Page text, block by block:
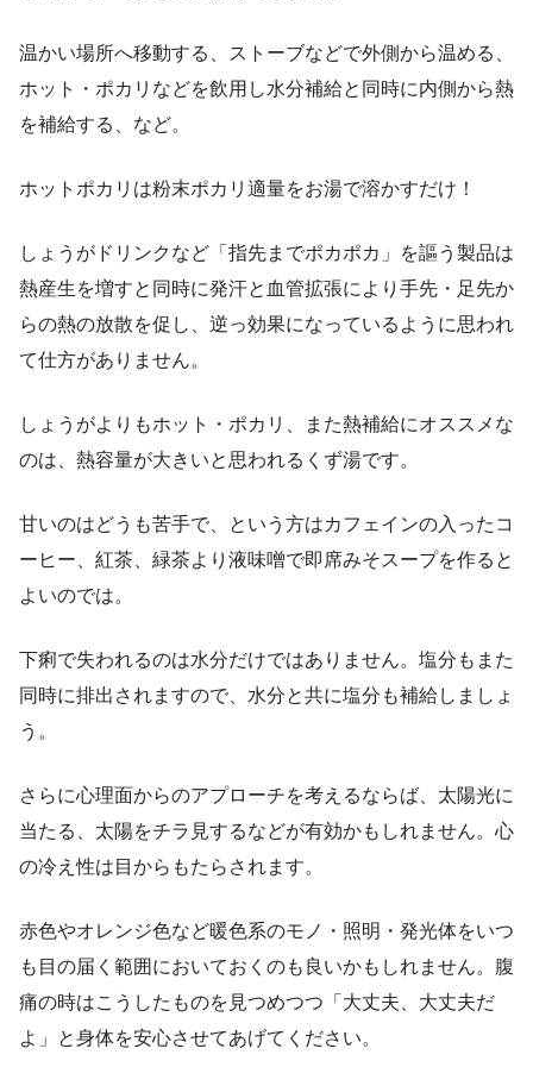
温かい場所へ移動する、ストーブなどで外側から温める、
ホット・ポカリなどを飲用し水分補給と同時に内側から熱
を補給する、など。
ホットポカリは粉末ポカリ適量をお湯で溶かすだけ！
しょうがドリンクなど「指先までポカポカ」を謳う製品は
熱産生を増すと同時に発汗と血管拡張により手先・足先か
らの熱の放散を促し、逆っ効果になっているように思われ
て仕方がありません。
しょうがよりもホット・ポカリ、また熱補給にオススメな
のは、熱容量が大きいと思われるくず湯です。
甘いのはどうも苦手で、という方はカフェインの入ったコ
ーヒー、紅茶、緑茶より液味噌で即席みそスープを作ると
よいのでは。
下痢で失われるのは水分だけではありません。塩分もまた
同時に排出されますので、水分と共に塩分も補給しましょ
う。
さらに心理面からのアプローチを考えるならば、太陽光に
当たる、太陽をチラ見するなどが有効かもしれません。心
の冷え性は目からもたらされます。
赤色やオレンジ色など暖色系のモノ・照明・発光体をいつ
も目の届く範囲においておくのも良いかもしれません。腹
痛の時はこうしたものを見つめつつ「大丈夫、大丈夫だ
よ」と身体を安心させてあげてください。